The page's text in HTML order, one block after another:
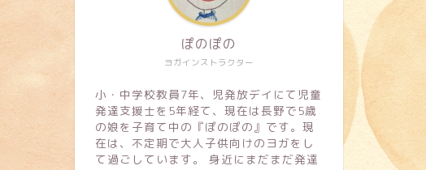
ヨガインストラクター
ぽのぽの
小・中学校教員7年、児発放デイにて児童
発達支援士を5年経て、現在は長野で5歳
の娘を子育て中の『ぽのぽの』です。現
在は、不定期で大人子供向けのヨガをし
て過ごしています。 身近にまだまだ発達